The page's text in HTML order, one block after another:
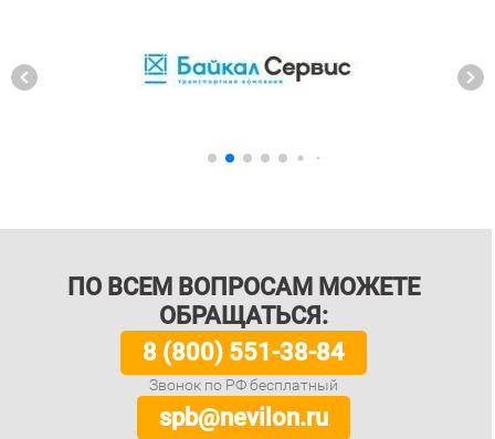
ПО ВСЕМ ВОПРОСАМ МОЖЕТЕ
ОБРАЩАТЬСЯ:
8 (800) 551-38-84
Звонок по РФ бесплатный
spb@nevilon.ru